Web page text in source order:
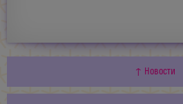
↑ Новости